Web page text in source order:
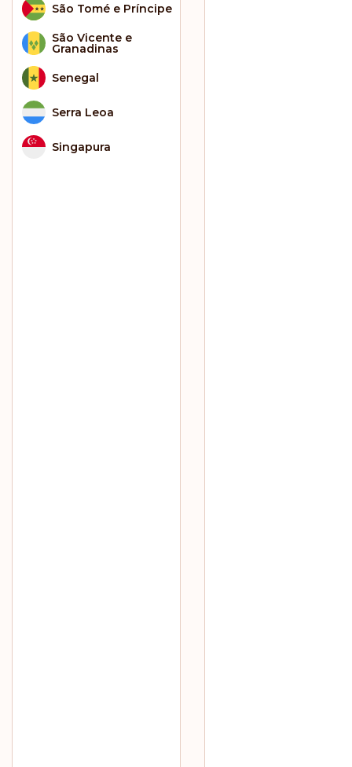
São Tomé e Príncipe
São Vicente e
Granadinas
Senegal
Serra Leoa
Singapura